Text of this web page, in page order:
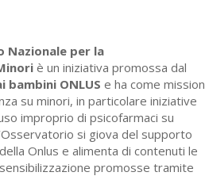
Nazionale per la
è un iniziativa promossa dal
bambini ONLUS e ha come mission
su minori, in particolare iniziative
improprio di psicofarmaci su
si giova del supporto
Onlus e alimenta di contenuti le
promosse tramite